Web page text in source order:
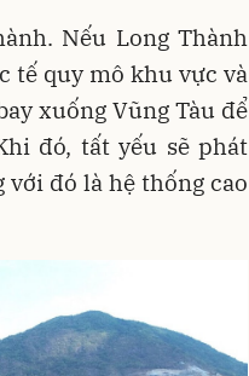
Nếu Long Thành
tế quy mô khu vực và
xuống Vũng Tàu để
đó, tất yếu sẽ phát
với đó là hệ thống cao